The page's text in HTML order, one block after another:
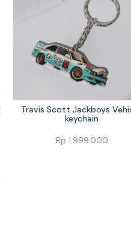
Travis Scott Jackboys
keychain
Rp 1.999.000